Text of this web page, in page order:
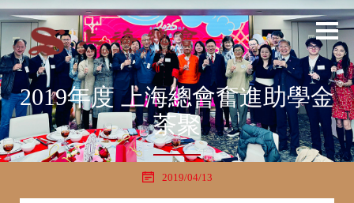
2019年度 上海總會奮進助學金
茶聚
2019/04/13